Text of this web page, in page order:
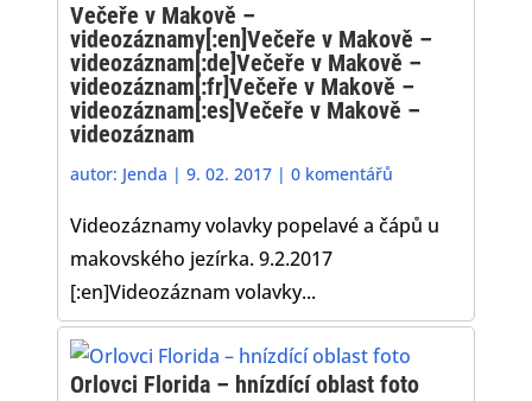
Večeře v Makově –
videozáznamy[:en]Večeře v Makově –
videozáznam[:de]Večeře v Makově –
videozáznam[:fr]Večeře v Makově –
videozáznam[:es]Večeře v Makově –
videozáznam
autor: Jenda |9. 02. 2017 |0 komentářů
Videozáznamy volavky popelavé a čápů u
makovského jezírka. 9.2.2017
[:en]Videozáznam volavky...
Orlovci Florida – hnízdící oblast foto